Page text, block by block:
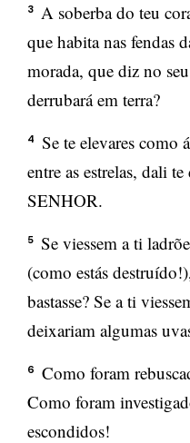
3
A soberba do teu
que habita nas fendas
morada, que diz no
derrubará em terra?
4
Se te elevares como
entre as estrelas, dali
SENHOR.
5
Se viessem a ti
(como estás
bastasse? Se a ti
deixariam algumas
6
Como foram
Como foram
escondidos!